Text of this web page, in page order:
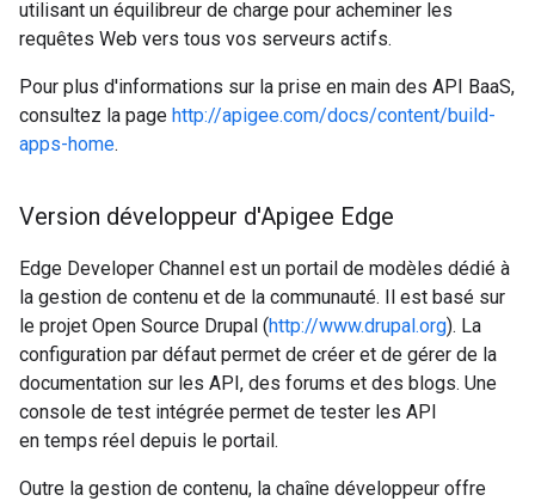
utilisant un équilibreur de charge pour acheminer les
requêtes Web vers tous vos serveurs actifs.
Pour plus d'informations sur la prise en main des API BaaS,
consultez la page http://apigee.com/docs/content/build-
apps-home.
Version développeur d'Apigee Edge
Edge Developer Channel est un portail de modèles dédié à
la gestion de contenu et de la communauté. Il est basé sur
le projet Open Source Drupal (http://www.drupal.org). La
configuration par défaut permet de créer et de gérer de la
documentation sur les API, des forums et des blogs. Une
console de test intégrée permet de tester les API
en temps réel depuis le portail.
Outre la gestion de contenu, la chaîne développeur offre